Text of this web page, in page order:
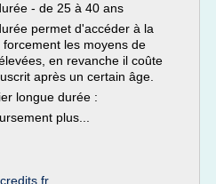
- de 25 à 40 ans
permet d'accéder à la
les moyens de
en revanche il coûte
après un certain âge.
longue durée :
plus...